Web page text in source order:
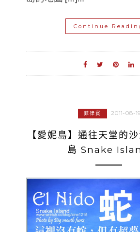
Continue
菲律賓 2011-08-19
【愛妮島】通往天堂的
島 Snake